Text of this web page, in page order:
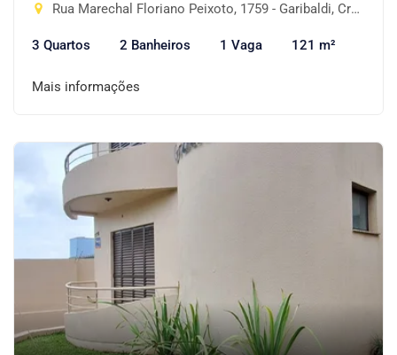
Rua Marechal Floriano Peixoto, 1759 - Garibaldi, Cruz Alta-RS
3 Quartos 2 Banheiros 1 Vaga 121 m²
Mais informações